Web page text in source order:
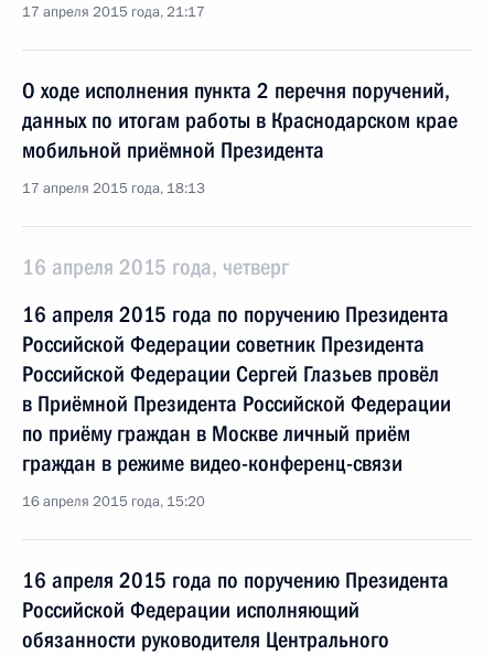
17 апреля 2015 года, 21:17
О ходе исполнения пункта 2 перечня поручений,
данных по итогам работы в Краснодарском крае
мобильной приёмной Президента
17 апреля 2015 года, 18:13
16 апреля 2015 года, четверг
16 апреля 2015 года по поручению Президента
Российской Федерации советник Президента
Российской Федерации Сергей Глазьев провёл
в Приёмной Президента Российской Федерации
по приёму граждан в Москве личный приём
граждан в режиме видео-конференц-связи
16 апреля 2015 года, 15:20
16 апреля 2015 года по поручению Президента
Российской Федерации исполняющий
обязанности руководителя Центрального